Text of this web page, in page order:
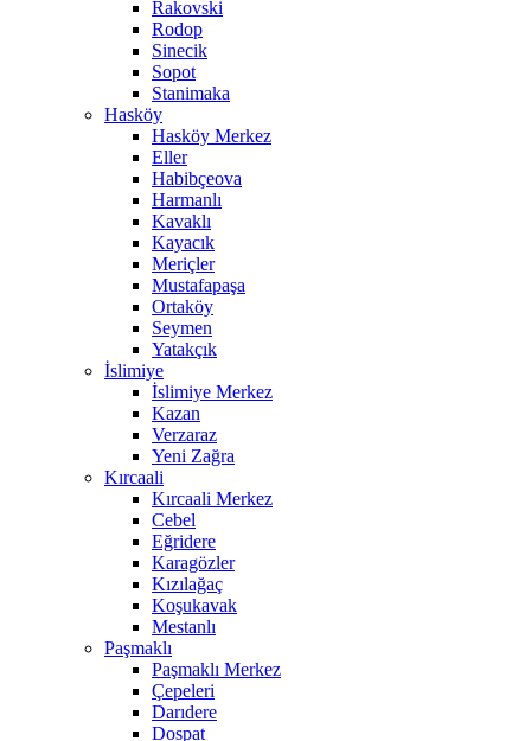
Rakovski
Rodop
Sinecik
Sopot
Stanimaka
Hasköy
Hasköy Merkez
Eller
Habibçeova
Harmanlı
Kavaklı
Kayacık
Meriçler
Mustafapaşa
Ortaköy
Seymen
Yatakçık
İslimiye
İslimiye Merkez
Kazan
Verzaraz
Yeni Zağra
Kırcaali
Kırcaali Merkez
Cebel
Eğridere
Karagözler
Kızılağaç
Koşukavak
Mestanlı
Paşmaklı
Paşmaklı Merkez
Çepeleri
Darıdere
Dospat